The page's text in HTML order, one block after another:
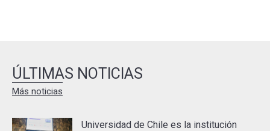
ÚLTIMAS NOTICIAS
Más noticias
Universidad de Chile es la institución